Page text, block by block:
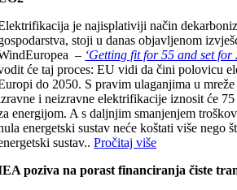
je najisplativiji način
stoji u danas objavljenom
– ‘Getting fit for 55 and set for
će taj proces: EU vidi da čini polovicu
do 2050. S pravim ulaganjima u
i neizravne elektrifikacije iznosit će
energijom. A s daljnjim smanjenjem
energetski sustav neće koštati više nego
sustav..Pročitaj više
poziva na porast financiranja čiste